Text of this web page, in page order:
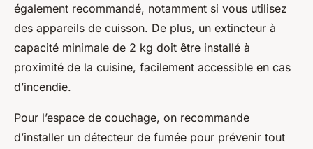
également recommandé, notamment si vous utilisez
des appareils de cuisson. De plus, un extincteur à
capacité minimale de 2 kg doit être installé à
proximité de la cuisine, facilement accessible en cas
d’incendie.
Pour l’espace de couchage, on recommande
d’installer un détecteur de fumée pour prévenir tout